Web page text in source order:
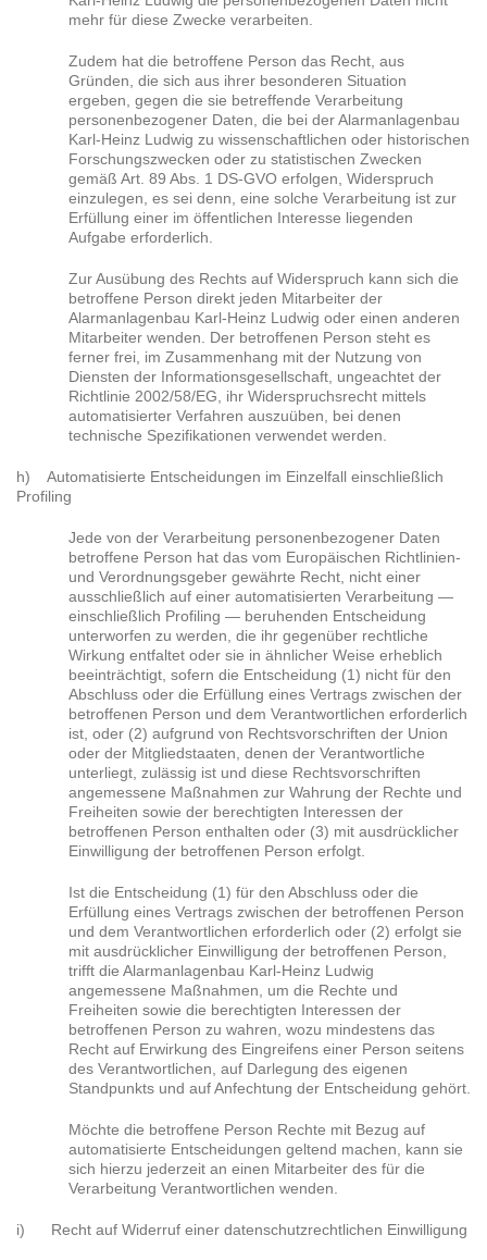
mehr für diese Zwecke verarbeiten.
Zudem hat die betroffene Person das Recht, aus
Gründen, die sich aus ihrer besonderen Situation
ergeben, gegen die sie betreffende Verarbeitung
personenbezogener Daten, die bei der Alarmanlagenbau
Karl-Heinz Ludwig zu wissenschaftlichen oder historischen
Forschungszwecken oder zu statistischen Zwecken
gemäß Art. 89 Abs. 1 DS-GVO erfolgen, Widerspruch
einzulegen, es sei denn, eine solche Verarbeitung ist zur
Erfüllung einer im öffentlichen Interesse liegenden
Aufgabe erforderlich.
Zur Ausübung des Rechts auf Widerspruch kann sich die
betroffene Person direkt jeden Mitarbeiter der
Alarmanlagenbau Karl-Heinz Ludwig oder einen anderen
Mitarbeiter wenden. Der betroffenen Person steht es
ferner frei, im Zusammenhang mit der Nutzung von
Diensten der Informationsgesellschaft, ungeachtet der
Richtlinie 2002/58/EG, ihr Widerspruchsrecht mittels
automatisierter Verfahren auszuüben, bei denen
technische Spezifikationen verwendet werden.
h) Automatisierte Entscheidungen im Einzelfall einschließlich
Profiling
Jede von der Verarbeitung personenbezogener Daten
betroffene Person hat das vom Europäischen Richtlinien-
und Verordnungsgeber gewährte Recht, nicht einer
ausschließlich auf einer automatisierten Verarbeitung —
einschließlich Profiling — beruhenden Entscheidung
unterworfen zu werden, die ihr gegenüber rechtliche
Wirkung entfaltet oder sie in ähnlicher Weise erheblich
beeinträchtigt, sofern die Entscheidung (1) nicht für den
Abschluss oder die Erfüllung eines Vertrags zwischen der
betroffenen Person und dem Verantwortlichen erforderlich
ist, oder (2) aufgrund von Rechtsvorschriften der Union
oder der Mitgliedstaaten, denen der Verantwortliche
unterliegt, zulässig ist und diese Rechtsvorschriften
angemessene Maßnahmen zur Wahrung der Rechte und
Freiheiten sowie der berechtigten Interessen der
betroffenen Person enthalten oder (3) mit ausdrücklicher
Einwilligung der betroffenen Person erfolgt.
Ist die Entscheidung (1) für den Abschluss oder die
Erfüllung eines Vertrags zwischen der betroffenen Person
und dem Verantwortlichen erforderlich oder (2) erfolgt sie
mit ausdrücklicher Einwilligung der betroffenen Person,
trifft die Alarmanlagenbau Karl-Heinz Ludwig
angemessene Maßnahmen, um die Rechte und
Freiheiten sowie die berechtigten Interessen der
betroffenen Person zu wahren, wozu mindestens das
Recht auf Erwirkung des Eingreifens einer Person seitens
des Verantwortlichen, auf Darlegung des eigenen
Standpunkts und auf Anfechtung der Entscheidung gehört.
Möchte die betroffene Person Rechte mit Bezug auf
automatisierte Entscheidungen geltend machen, kann sie
sich hierzu jederzeit an einen Mitarbeiter des für die
Verarbeitung Verantwortlichen wenden.
i) Recht auf Widerruf einer datenschutzrechtlichen Einwilligung